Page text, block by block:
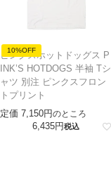
10%OFF
ピンクスホットドッグス P
INK’S HOTDOGS 半袖 Tシ
ャツ 別注 ピンクスフロン
トプリント
定価 7,150 のところ
6,435 税込